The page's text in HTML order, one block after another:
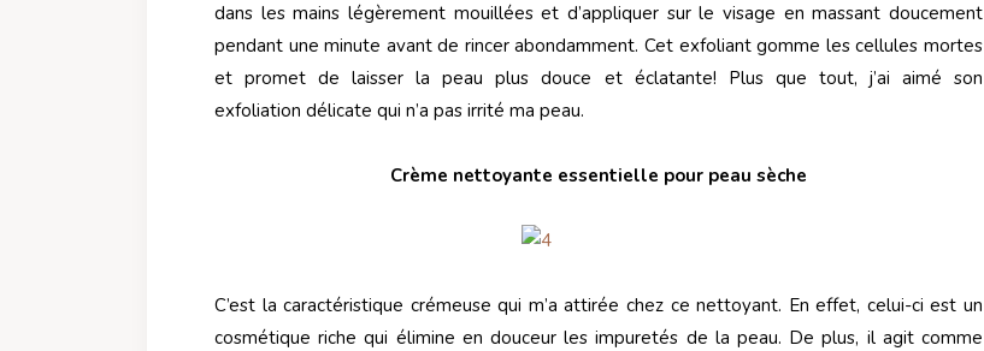
dans les mains légèrement mouillées et d’appliquer sur le visage en massant doucement
pendant une minute avant de rincer abondamment. Cet exfoliant gomme les cellules mortes
et promet de laisser la peau plus douce et éclatante! Plus que tout, j’ai aimé son
exfoliation délicate qui n’a pas irrité ma peau.
Crème nettoyante essentielle pour peau sèche
C’est la caractéristique crémeuse qui m’a attirée chez ce nettoyant. En effet, celui-ci est un
cosmétique riche qui élimine en douceur les impuretés de la peau. De plus, il agit comme